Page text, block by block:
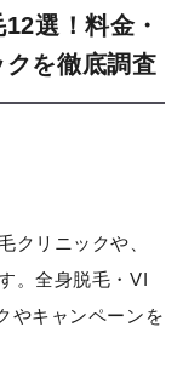
選！料金・
クを徹底調査
クリニックや、
。全身脱毛・VI
やキャンペーンを